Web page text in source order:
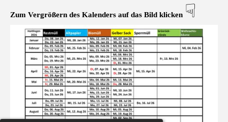
Zum Vergrößern des Kalenders auf das Bild klicken ☟